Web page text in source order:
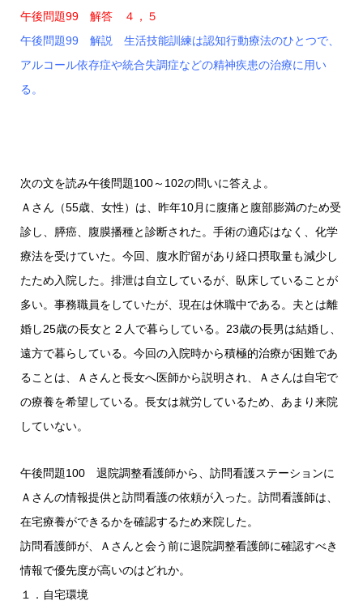
午後問題99 解答 ４，５
午後問題99 解説 生活技能訓練は認知行動療法のひとつで、
アルコール依存症や統合失調症などの精神疾患の治療に用い
る。
次の文を読み午後問題100～102の問いに答えよ。
Ａさん（55歳、女性）は、昨年10月に腹痛と腹部膨満のため受
診し、膵癌、腹膜播種と診断された。手術の適応はなく、化学
療法を受けていた。今回、腹水貯留があり経口摂取量も減少し
たため入院した。排泄は自立しているが、臥床していることが
多い。事務職員をしていたが、現在は休職中である。夫とは離
婚し25歳の長女と２人で暮らしている。23歳の長男は結婚し、
遠方で暮らしている。今回の入院時から積極的治療が困難であ
ることは、Ａさんと長女へ医師から説明され、Ａさんは自宅で
の療養を希望している。長女は就労しているため、あまり来院
していない。
午後問題100 退院調整看護師から、訪問看護ステーションに
Ａさんの情報提供と訪問看護の依頼が入った。訪問看護師は、
在宅療養ができるかを確認するため来院した。
訪問看護師が、Ａさんと会う前に退院調整看護師に確認すべき
情報で優先度が高いのはどれか。
１．自宅環境